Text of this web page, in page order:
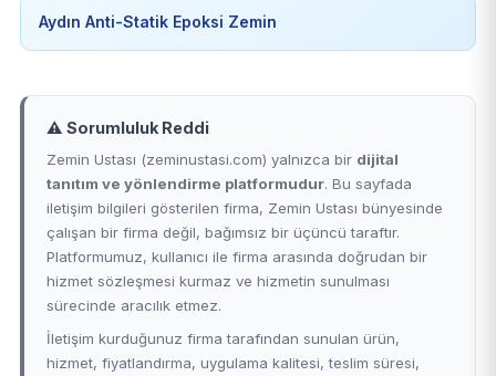
Aydın Anti-Statik Epoksi Zemin
⚠️ Sorumluluk Reddi
Zemin Ustası (zeminustasi.com) yalnızca bir dijital
tanıtım ve yönlendirme platformudur. Bu sayfada
iletişim bilgileri gösterilen firma, Zemin Ustası bünyesinde
çalışan bir firma değil, bağımsız bir üçüncü taraftır.
Platformumuz, kullanıcı ile firma arasında doğrudan bir
hizmet sözleşmesi kurmaz ve hizmetin sunulması
sürecinde aracılık etmez.
İletişim kurduğunuz firma tarafından sunulan ürün,
hizmet, fiyatlandırma, uygulama kalitesi, teslim süresi,